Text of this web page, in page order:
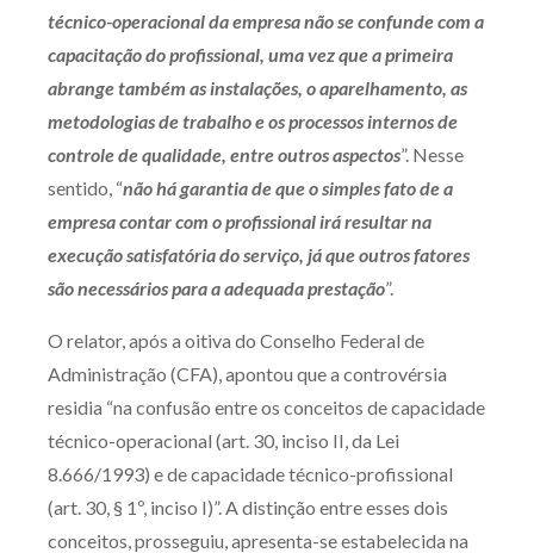
técnico-operacional da empresa não se confunde com a
capacitação do profissional, uma vez que a primeira
abrange também as instalações, o aparelhamento, as
metodologias de trabalho e os processos internos de
controle de qualidade, entre outros aspectos”. Nesse
sentido, “não há garantia de que o simples fato de a
empresa contar com o profissional irá resultar na
execução satisfatória do serviço, já que outros fatores
são necessários para a adequada prestação”.
O relator, após a oitiva do Conselho Federal de
Administração (CFA), apontou que a controvérsia
residia “na confusão entre os conceitos de capacidade
técnico-operacional (art. 30, inciso II, da Lei
8.666/1993) e de capacidade técnico-profissional
(art. 30, § 1º, inciso I)”. A distinção entre esses dois
conceitos, prosseguiu, apresenta-se estabelecida na